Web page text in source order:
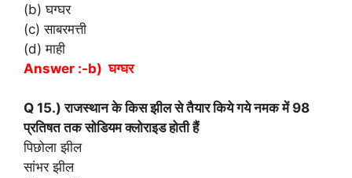
(b) घग्घर
(c) साबरमत्ती
(d) माही
Answer :-b) घग्घर
Q 15.) राजस्थान के किस झील से तैयार किये गये नमक में 98
प्रतिषत तक सोडियम क्लोराइड होती हैं
पिछोला झील
सांभर झील